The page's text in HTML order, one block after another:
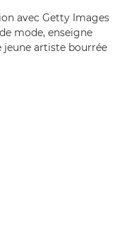
avec Getty Images
mode, enseigne
jeune artiste bourrée